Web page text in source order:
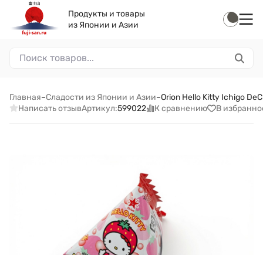
Продукты и товары
из Японии и Азии
Главная–Сладости из Японии и Азии–Orion Hello Kitty Ichigo
Написать отзывАртикул:599022 К сравнению В